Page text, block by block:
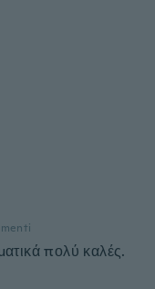
πολύ καλές.